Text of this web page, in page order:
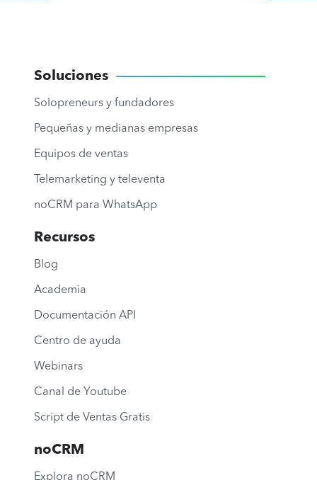
Soluciones
Solopreneurs y fundadores
Pequeñas y medianas empresas
Equipos de ventas
Telemarketing y televenta
noCRM para WhatsApp
Recursos
Blog
Academia
Documentación API
Centro de ayuda
Webinars
Canal de Youtube
Script de Ventas Gratis
noCRM
Explora noCRM